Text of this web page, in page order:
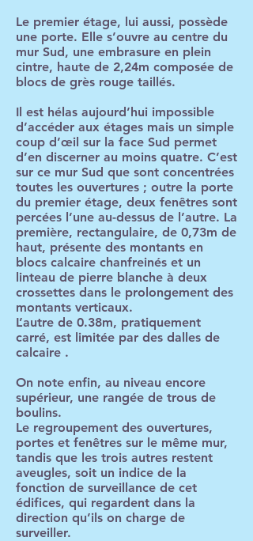
Le premier étage, lui aussi, possède
une porte. Elle s’ouvre au centre du
mur Sud, une embrasure en plein
cintre, haute de 2,24m composée de
blocs de grès rouge taillés.
Il est hélas aujourd’hui impossible
d’accéder aux étages mais un simple
coup d’œil sur la face Sud permet
d’en discerner au moins quatre. C’est
sur ce mur Sud que sont concentrées
toutes les ouvertures ; outre la porte
du premier étage, deux fenêtres sont
percées l’une au-dessus de l’autre. La
première, rectangulaire, de 0,73m de
haut, présente des montants en
blocs calcaire chanfreinés et un
linteau de pierre blanche à deux
crossettes dans le prolongement des
montants verticaux.
L’autre de 0.38m, pratiquement
carré, est limitée par des dalles de
calcaire .
On note enfin, au niveau encore
supérieur, une rangée de trous de
boulins.
Le regroupement des ouvertures,
portes et fenêtres sur le même mur,
tandis que les trois autres restent
aveugles, soit un indice de la
fonction de surveillance de cet
édifices, qui regardent dans la
direction qu’ils on charge de
surveiller.